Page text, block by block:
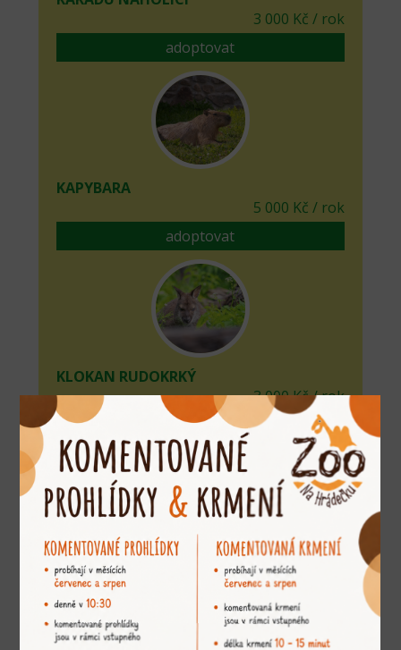
3 000 Kč / rok
adoptovat
KAPYBARA
5 000 Kč / rok
adoptovat
KLOKAN RUDOKRKÝ
3 000 Kč / rok
adoptovat
KLOKAN URU
2 500 Kč / rok
adoptovat